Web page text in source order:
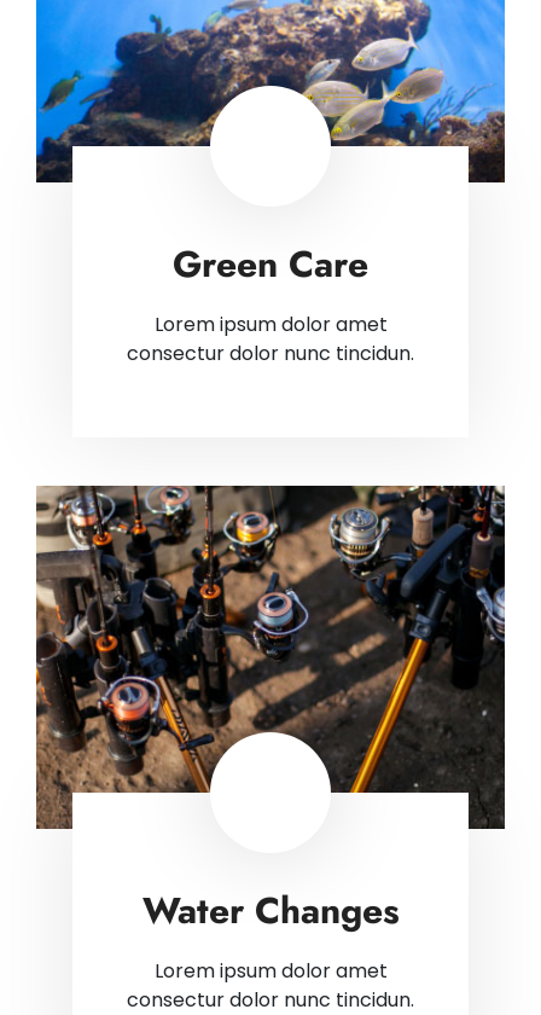
Green Care
Lorem ipsum dolor amet
consectur dolor nunc tincidun.
Water Changes
Lorem ipsum dolor amet
consectur dolor nunc tincidun.